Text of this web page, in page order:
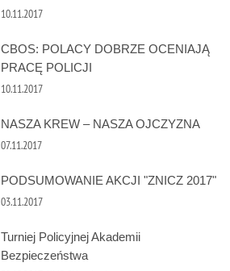
10.11.2017
CBOS: POLACY DOBRZE OCENIAJĄ
PRACĘ POLICJI
10.11.2017
NASZA KREW – NASZA OJCZYZNA
07.11.2017
PODSUMOWANIE AKCJI "ZNICZ 2017"
03.11.2017
Turniej Policyjnej Akademii
Bezpieczeństwa